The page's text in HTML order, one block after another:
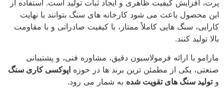
پرت، افزایش کیفیت ظاهری و ایجاد ثبات تولید است. استفاده از
این محصول باعث می‌ شود کارخانه‌ های سنگ بتوانند با نهایت
کارایی، سنگ‌ هایی کاملاً ممتاز، با کیفیت صادراتی و با مقاومت
بالا تولید کنند.
مارامو با ارائه فرمولاسیون دقیق، مشاوره فنی، و پشتیبانی
صنعتی، یکی از مطمئن‌ ترین برند ها در حوزه اپوکسی‌ کاری سنگ
وتولید سنگ‌ های تقویت‌ شده به شمار می‌ رود.